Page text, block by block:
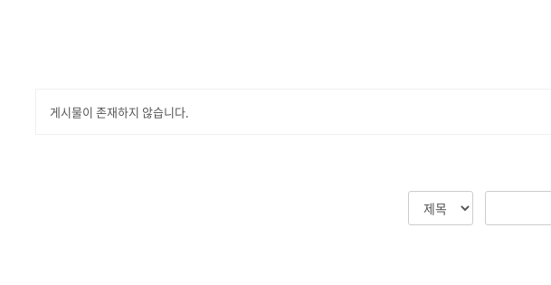
게시물이 존재하지 않습니다.